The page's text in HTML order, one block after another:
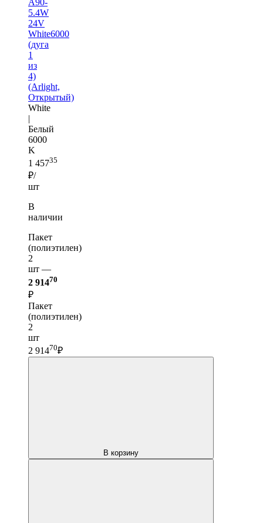
5.4W
24V
White6000
(дуга
1
из
4)
(Arlight,
Открытый)
White
|
Белый
6000
K
1 45735
₽/
шт
В
наличии
Пакет
(полиэтилен)
2
шт —
2 91470
₽
Пакет
(полиэтилен)
2
шт
2 91470₽
В корзину